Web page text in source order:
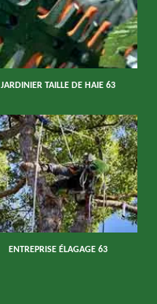
JARDINIER TAILLE DE HAIE 63
ENTREPRISE ÉLAGAGE 63